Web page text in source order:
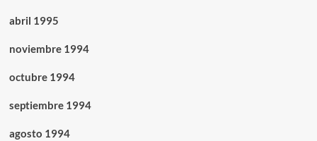
abril 1995
noviembre 1994
octubre 1994
septiembre 1994
agosto 1994